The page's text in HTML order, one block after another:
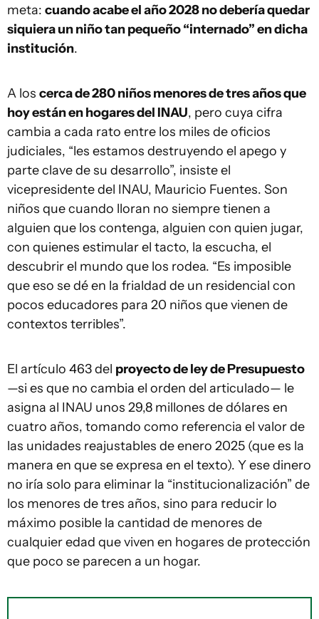
meta: cuando acabe el año 2028 no debería quedar
siquiera un niño tan pequeño “internado” en dicha
institución.
A los cerca de 280 niños menores de tres años que
hoy están en hogares del INAU, pero cuya cifra
cambia a cada rato entre los miles de oficios
judiciales, “les estamos destruyendo el apego y
parte clave de su desarrollo”, insiste el
vicepresidente del INAU, Mauricio Fuentes. Son
niños que cuando lloran no siempre tienen a
alguien que los contenga, alguien con quien jugar,
con quienes estimular el tacto, la escucha, el
descubrir el mundo que los rodea. “Es imposible
que eso se dé en la frialdad de un residencial con
pocos educadores para 20 niños que vienen de
contextos terribles”.
El artículo 463 del proyecto de ley de Presupuesto
—si es que no cambia el orden del articulado— le
asigna al INAU unos 29,8 millones de dólares en
cuatro años, tomando como referencia el valor de
las unidades reajustables de enero 2025 (que es la
manera en que se expresa en el texto). Y ese dinero
no iría solo para eliminar la “institucionalización” de
los menores de tres años, sino para reducir lo
máximo posible la cantidad de menores de
cualquier edad que viven en hogares de protección
que poco se parecen a un hogar.